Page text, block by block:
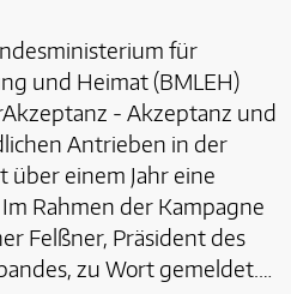
für
und Heimat (BMLEH)
- Akzeptanz und
Antrieben in der
über einem Jahr eine
Rahmen der Kampagne
Felßner, Präsident des
zu Wort gemeldet.…